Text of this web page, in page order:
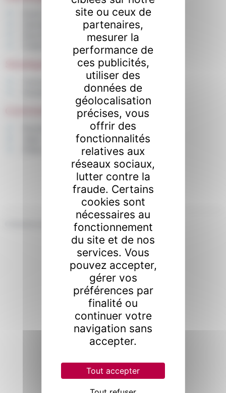
Essor de l'activité
Publicité extérieure
Stratégie numérique - Data
Gestion et protection des données
Commerces spécifiques
Restauration - Débit de boissons
Édition - Vente de livres
Direction de l'information légale et administrative
site ou ceux de
partenaires,
mesurer la
performance de
ces publicités,
utiliser des
données de
géolocalisation
précises, vous
offrir des
fonctionnalités
relatives aux
réseaux sociaux,
lutter contre la
fraude. Certains
cookies sont
nécessaires au
fonctionnement
du site et de nos
services. Vous
pouvez accepter,
gérer vos
préférences par
finalité ou
continuer votre
navigation sans
accepter.
Tout accepter